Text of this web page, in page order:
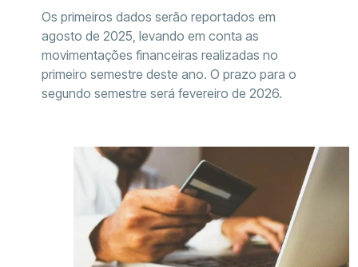
Os primeiros dados serão reportados em
agosto de 2025, levando em conta as
movimentações financeiras realizadas no
primeiro semestre deste ano. O prazo para o
segundo semestre será fevereiro de 2026.